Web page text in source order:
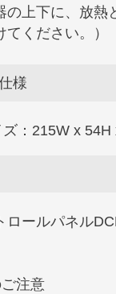
の上下に、放熱
ください。）
様
：215W x 54H
ールパネル
注意